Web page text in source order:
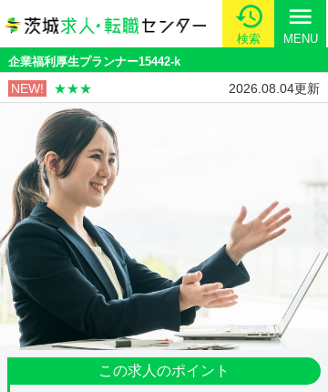
検索
menu
MENU
企業福利厚生プランナー15442-k
NEW! ★★★ 2026.08.04更新
この求人のポイント